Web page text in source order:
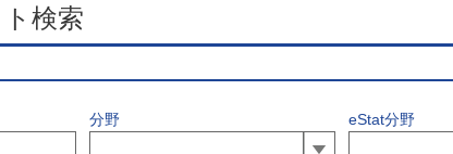
検索
分野 eStat分野